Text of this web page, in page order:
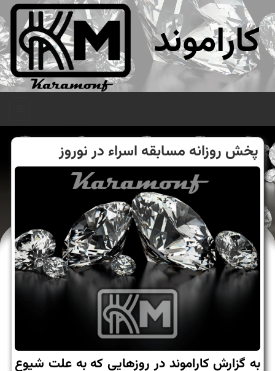
کاراموند
پخش روزانه مسابقه اسراء در نوروز
به گزارش كاراموند در روزهایی كه به علت شیوع